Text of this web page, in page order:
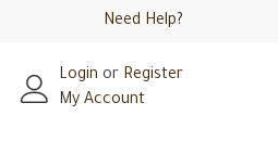
Need Help?
Login or Register
My Account